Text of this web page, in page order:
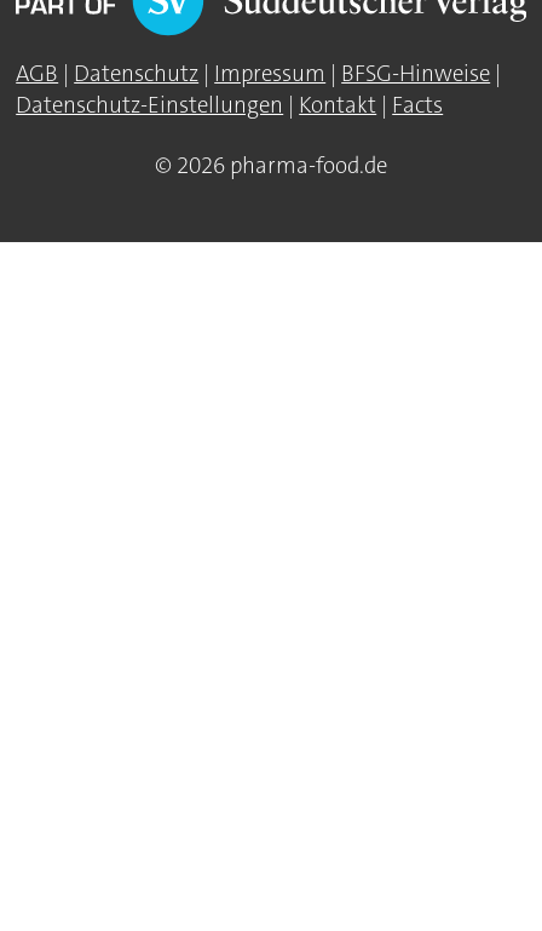
AGB | Datenschutz | Impressum | BFSG-Hinweise |
Datenschutz-Einstellungen | Kontakt | Facts
© 2026 pharma-food.de